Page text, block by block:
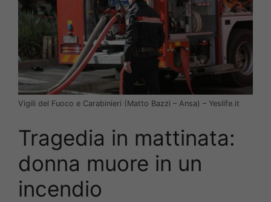
Vigili del Fuoco e Carabinieri (Matto Bazzi – Ansa) – Yeslife.it
Tragedia in mattinata:
donna muore in un
incendio